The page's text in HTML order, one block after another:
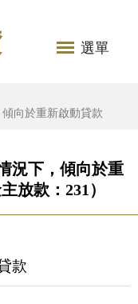
選單
向於重新啟動貸款
況下，傾向於重
放款：231）
款